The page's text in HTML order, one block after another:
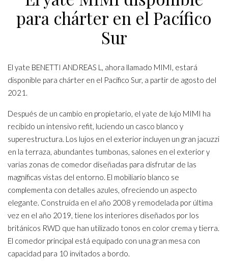
para chárter en el Pacífico
Sur
El yate BENETTI ANDREAS L, ahora llamado MIMI, estará
disponible para chárter en el Pacífico Sur, a partir de agosto del
2021.
Después de un cambio en propietario, el yate de lujo MIMI ha
recibido un intensivo refit, luciendo un casco blanco y
superestructura. Los lujos en el exterior incluyen un gran jacuzzi
en la terraza, abundantes tumbonas, salones en el exterior y
varias zonas de comedor diseñadas para disfrutar de las
magníficas vistas del entorno. El mobiliario blanco se
complementa con detalles azules, ofreciendo un aspecto
elegante. Construida en el año 2008 y remodelada por última
vez en el año 2019, tiene los interiores diseñados por los
británicos RWD que han utilizado tonos en color crema y tierra.
El comedor principal está equipado con una gran mesa con
capacidad para 10 invitados a bordo.